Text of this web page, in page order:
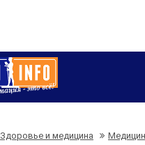
Здоровье и медицина